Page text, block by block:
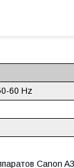
60 Hz
Canon